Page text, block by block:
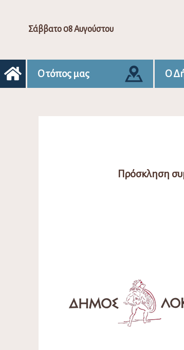
Σάββατο 08 Αυγούστου
Ο τόπος μας Ο
Πρόσκληση